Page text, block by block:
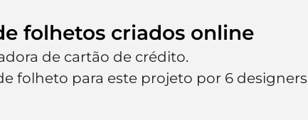
folhetos criados online
de cartão de crédito.
folheto para este projeto por 6 designers